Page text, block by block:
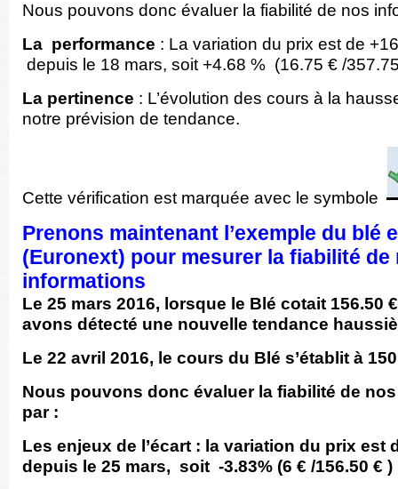
Nous pouvons donc évaluer la fiabilité de nos
La performance : La variation du prix est de
depuis le 18 mars, soit +4.68 % (16.75 € /
La pertinence : L’évolution des cours à la
notre prévision de tendance.
Cette vérification est marquée avec le symbole
Prenons maintenant l’exemple du blé
(Euronext) pour mesurer la fiabilité de
informations
Le 25 mars 2016, lorsque le Blé cotait 156.50
avons détecté une nouvelle tendance
Le 22 avril 2016, le cours du Blé s’établit à
Nous pouvons donc évaluer la fiabilité de
par :
Les enjeux de l’écart : la variation du prix est
depuis le 25 mars, soit -3.83% (6 € /156.50 € )